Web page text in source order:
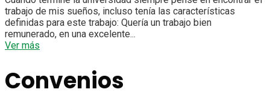
trabajo de mis sueños, incluso tenía las características
definidas para este trabajo: Quería un trabajo bien
remunerado, en una excelente...
Ver más
Convenios